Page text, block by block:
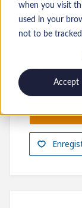
when you visit
used in your
not to be
Accept
70 $US
Consultant
Niveau:
Postuler